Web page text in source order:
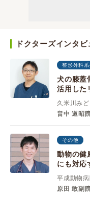
ドクターズインタビ
整形外科系
犬の膝蓋
活用した
久米川み
畠中 道昭
その他
動物の健
にも対応
平成動物
原田 敢副